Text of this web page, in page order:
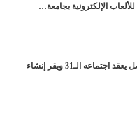
الإلكترونية بجامعة…
مجلس أمناء جامعة الفيصل يعقد اجتماعه الـ31 ويقر إنشاء